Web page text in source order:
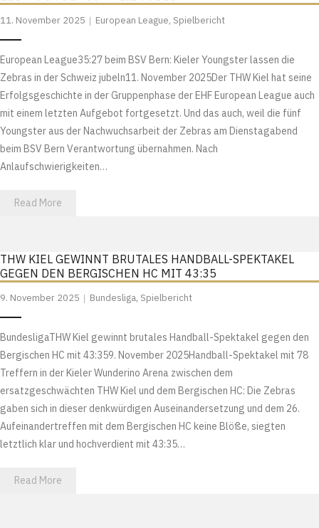
11. November 2025 European League, Spielbericht
European League35:27 beim BSV Bern: Kieler Youngster lassen die
Zebras in der Schweiz jubeln11. November 2025Der THW Kiel hat seine
Erfolgsgeschichte in der Gruppenphase der EHF European League auch
mit einem letzten Aufgebot fortgesetzt. Und das auch, weil die fünf
Youngster aus der Nachwuchsarbeit der Zebras am Dienstagabend
beim BSV Bern Verantwortung übernahmen. Nach
Anlaufschwierigkeiten…
Read More
THW KIEL GEWINNT BRUTALES HANDBALL-SPEKTAKEL
GEGEN DEN BERGISCHEN HC MIT 43:35
9. November 2025 Bundesliga, Spielbericht
BundesligaTHW Kiel gewinnt brutales Handball-Spektakel gegen den
Bergischen HC mit 43:359. November 2025Handball-Spektakel mit 78
Treffern in der Kieler Wunderino Arena zwischen dem
ersatzgeschwächten THW Kiel und dem Bergischen HC: Die Zebras
gaben sich in dieser denkwürdigen Auseinandersetzung und dem 26.
Aufeinandertreffen mit dem Bergischen HC keine Blöße, siegten
letztlich klar und hochverdient mit 43:35…
Read More